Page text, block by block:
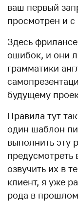
ваш первый
просмотрен и с
Здесь
ошибок, и они
грамматики
будущему
Правила тут
один шаблон
выполнить эту
предусмотреть
озвучить их в
клиент, я уже
рода в